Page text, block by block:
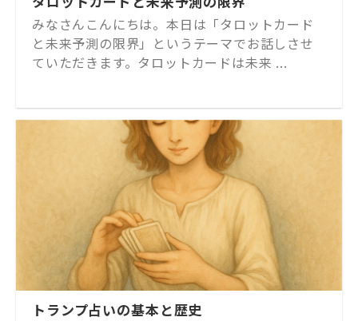
みなさんこんにちは。本日は「タロットカード
と未来予測の限界」というテーマでお話しさせ
ていただきます。タロットカードは未来 ...
トランプ占いの基本と歴史